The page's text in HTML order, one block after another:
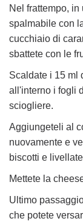
Nel frattempo,
spalmabile con
cucchiaio di
sbattete con le
Scaldate i 15 ml
all'interno i fogli
sciogliere.
Aggiungeteli al
nuovamente e
biscotti e
Mettete la
Ultimo
che potete